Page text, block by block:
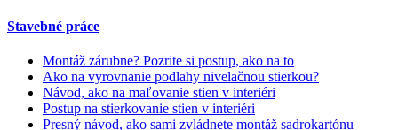
Stavebné práce
Montáž zárubne? Pozrite si postup, ako na to
Ako na vyrovnanie podlahy nivelačnou stierkou?
Návod, ako na maľovanie stien v interiéri
Postup na stierkovanie stien v interiéri
Presný návod, ako sami zvládnete montáž sadrokartónu